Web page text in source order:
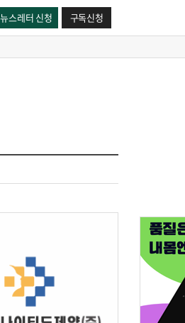
뉴스레터 신청 구독신청